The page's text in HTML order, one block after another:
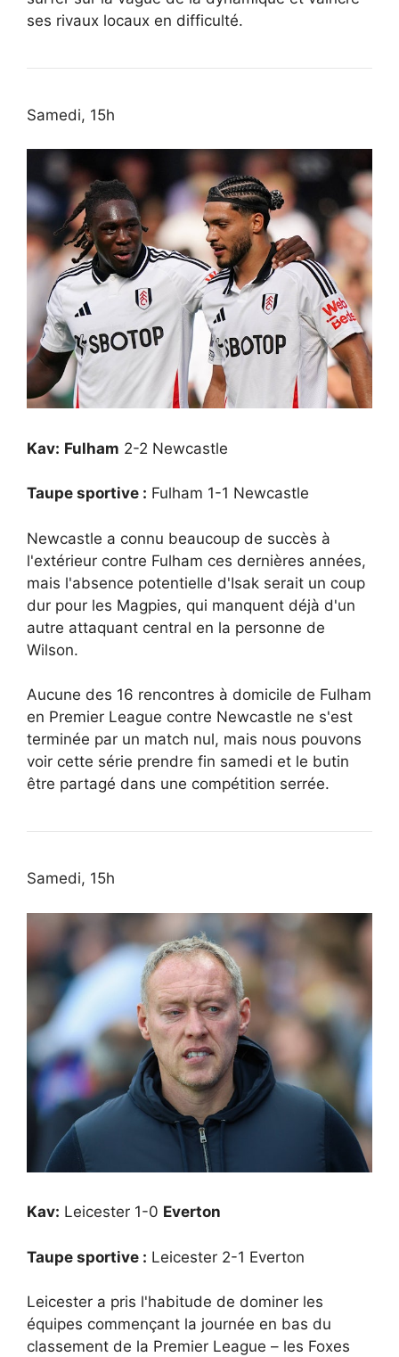
ses rivaux locaux en difficulté.
Samedi, 15h
Kav: Fulham 2-2 Newcastle
Taupe sportive : Fulham 1-1 Newcastle
Newcastle a connu beaucoup de succès à
l'extérieur contre Fulham ces dernières années,
mais l'absence potentielle d'Isak serait un coup
dur pour les Magpies, qui manquent déjà d'un
autre attaquant central en la personne de
Wilson.
Aucune des 16 rencontres à domicile de Fulham
en Premier League contre Newcastle ne s'est
terminée par un match nul, mais nous pouvons
voir cette série prendre fin samedi et le butin
être partagé dans une compétition serrée.
Samedi, 15h
Kav: Leicester 1-0 Everton
Taupe sportive : Leicester 2-1 Everton
Leicester a pris l'habitude de dominer les
équipes commençant la journée en bas du
classement de la Premier League – les Foxes